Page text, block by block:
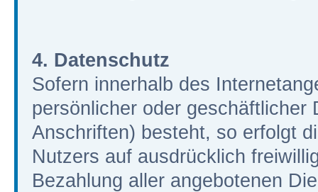
4. Datenschutz
Sofern innerhalb des
persönlicher oder geschäftlicher
Anschriften) besteht, so erfolgt
Nutzers auf ausdrücklich
Bezahlung aller angebotenen